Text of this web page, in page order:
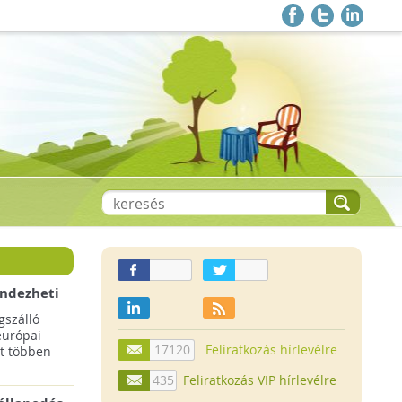
többen
17120
Feliratkozás hírlevélre
435
Feliratkozás VIP hírlevélre